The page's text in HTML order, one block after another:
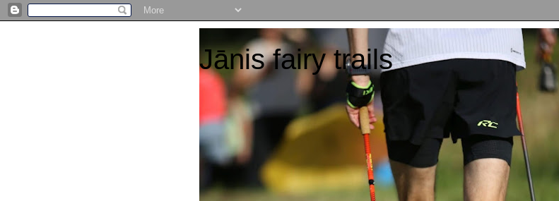
Jānis fairy trails